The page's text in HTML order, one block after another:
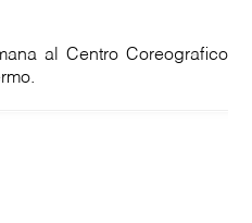
al Centro Coreografico